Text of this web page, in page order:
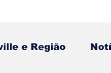
e Região